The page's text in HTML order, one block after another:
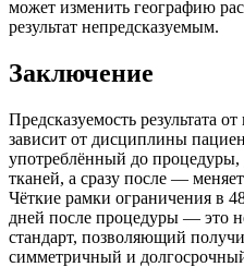
может изменить географию
результат непредсказуемым.
Заключение
Предсказуемость результата
зависит от дисциплины
употреблённый до процедуры,
тканей, а сразу после —
Чёткие рамки ограничения в
дней после процедуры — это
стандарт, позволяющий
симметричный и долгосрочный